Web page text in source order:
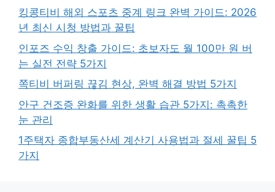
킹콩티비 해외 스포츠 중계 링크 완벽 가이드: 2026
년 최신 시청 방법과 꿀팁
인포즈 수익 창출 가이드: 초보자도 월 100만 원 버
는 실전 전략 5가지
쪽티비 버퍼링 끊김 현상, 완벽 해결 방법 5가지
안구 건조증 완화를 위한 생활 습관 5가지: 촉촉한
눈 관리
1주택자 종합부동산세 계산기 사용법과 절세 꿀팁 5
가지